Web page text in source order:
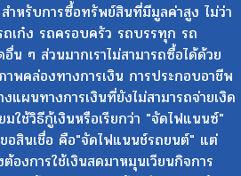
ำหรับการซื้อทรัพย์สินที่มีมูลค่าสูง ไม่ว่า
เก๋ง รถครอบครัว รถบรรทุก รถ
น ๆ ส่วนมากเราไม่สามารถซื้อได้ด้วย
าพคล่องทางการเงิน การประกอบอาชีพ
แผนทางการเงินที่ยังไม่สามารถจ่ายเงิด
ใช้วิธีกู้เงินหรือเรียกว่า "จัดไฟแนนซ์"
อสินเชื่อ คือ"จัดไฟแนนช์รถยนต์" แต่
องการใช้เงินสดมาหมุนเวียนกิจการ